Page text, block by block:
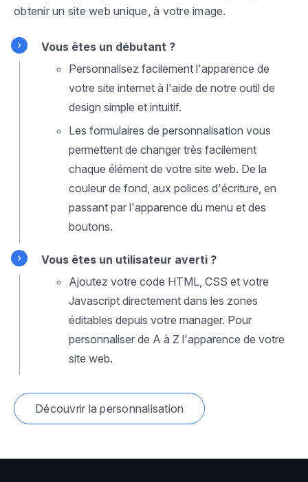
obtenir un site web unique, à votre image.
Vous êtes un débutant ?
Personnalisez facilement l'apparence de
votre site internet à l'aide de notre outil de
design simple et intuitif.
Les formulaires de personnalisation vous
permettent de changer très facilement
chaque élément de votre site web. De la
couleur de fond, aux polices d'écriture, en
passant par l'apparence du menu et des
boutons.
Vous êtes un utilisateur averti ?
Ajoutez votre code HTML, CSS et votre
Javascript directement dans les zones
éditables depuis votre manager. Pour
personnaliser de A à Z l'apparence de votre
site web.
Découvrir la personnalisation